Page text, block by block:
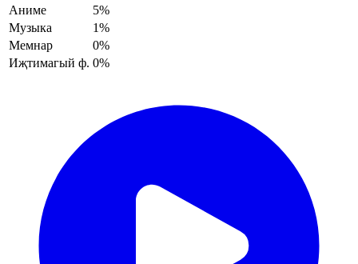
Аниме
5%
Музыка
1%
Мемнар
0%
Иҗтимагый ф. 0%